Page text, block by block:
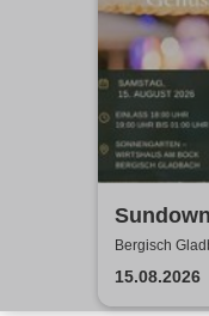
-
Bergisch
15.08.2026